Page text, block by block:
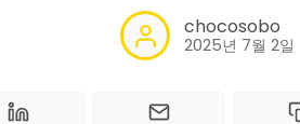
chocosobo
2025년 7월 2일